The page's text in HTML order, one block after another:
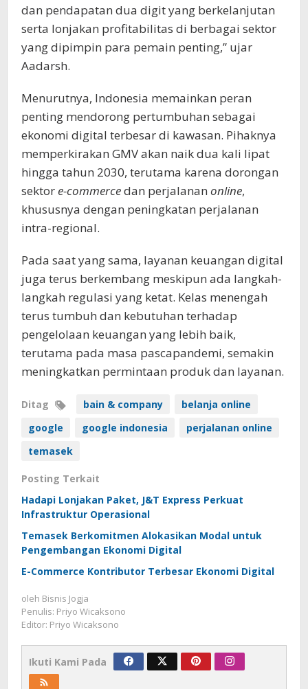
dan pendapatan dua digit yang berkelanjutan
serta lonjakan profitabilitas di berbagai sektor
yang dipimpin para pemain penting,” ujar
Aadarsh.
Menurutnya, Indonesia memainkan peran
penting mendorong pertumbuhan sebagai
ekonomi digital terbesar di kawasan. Pihaknya
memperkirakan GMV akan naik dua kali lipat
hingga tahun 2030, terutama karena dorongan
sektore-commercedan perjalanan online,
khususnya dengan peningkatan perjalanan
intra-regional.
Pada saat yang sama, layanan keuangan digital
juga terus berkembang meskipun ada langkah-
langkah regulasi yang ketat. Kelas menengah
terus tumbuh dan kebutuhan terhadap
pengelolaan keuangan yang lebih baik,
terutama pada masa pascapandemi, semakin
meningkatkan permintaan produk dan layanan.
Ditag bain & company
belanja online
google
google indonesia
perjalanan online
temasek
Posting Terkait
Hadapi Lonjakan Paket, J&T Express Perkuat
Infrastruktur Operasional
Temasek Berkomitmen Alokasikan Modal untuk
Pengembangan Ekonomi Digital
E-Commerce Kontributor Terbesar Ekonomi Digital
oleh Bisnis Jogja
Penulis: Priyo Wicaksono
Editor: Priyo Wicaksono
Ikuti Kami Pada